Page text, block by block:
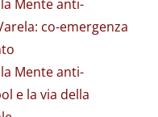
Mente anti-
co-emergenza
Mente anti-
e la via della